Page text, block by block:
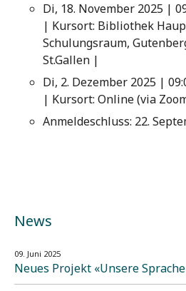
Di, 18. November 2025 |
| Kursort: Bibliothek
Schulungsraum,
St.Gallen |
Di, 2. Dezember 2025 |
| Kursort: Online (via
Anmeldeschluss: 22.
News
09. Juni 2025
Neues Projekt «Unsere